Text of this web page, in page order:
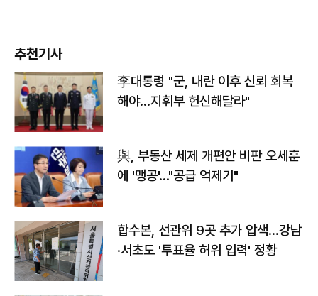
추천기사
李대통령 "군, 내란 이후 신뢰 회복
해야…지휘부 헌신해달라"
與, 부동산 세제 개편안 비판 오세훈
에 '맹공'…"공급 억제기"
합수본, 선관위 9곳 추가 압색…강남
·서초도 '투표율 허위 입력' 정황